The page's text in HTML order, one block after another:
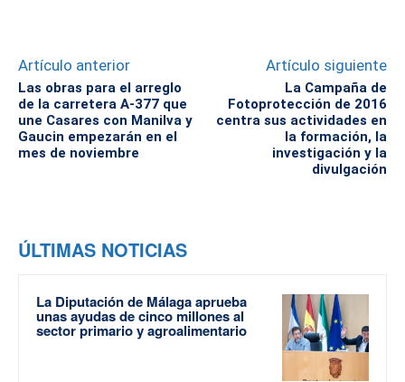
Artículo anterior
Las obras para el arreglo
de la carretera A-377 que
une Casares con Manilva y
Gaucin empezarán en el
mes de noviembre
Artículo siguiente
La Campaña de
Fotoprotección de 2016
centra sus actividades en
la formación, la
investigación y la
divulgación
ÚLTIMAS NOTICIAS
La Diputación de Málaga aprueba
unas ayudas de cinco millones al
sector primario y agroalimentario